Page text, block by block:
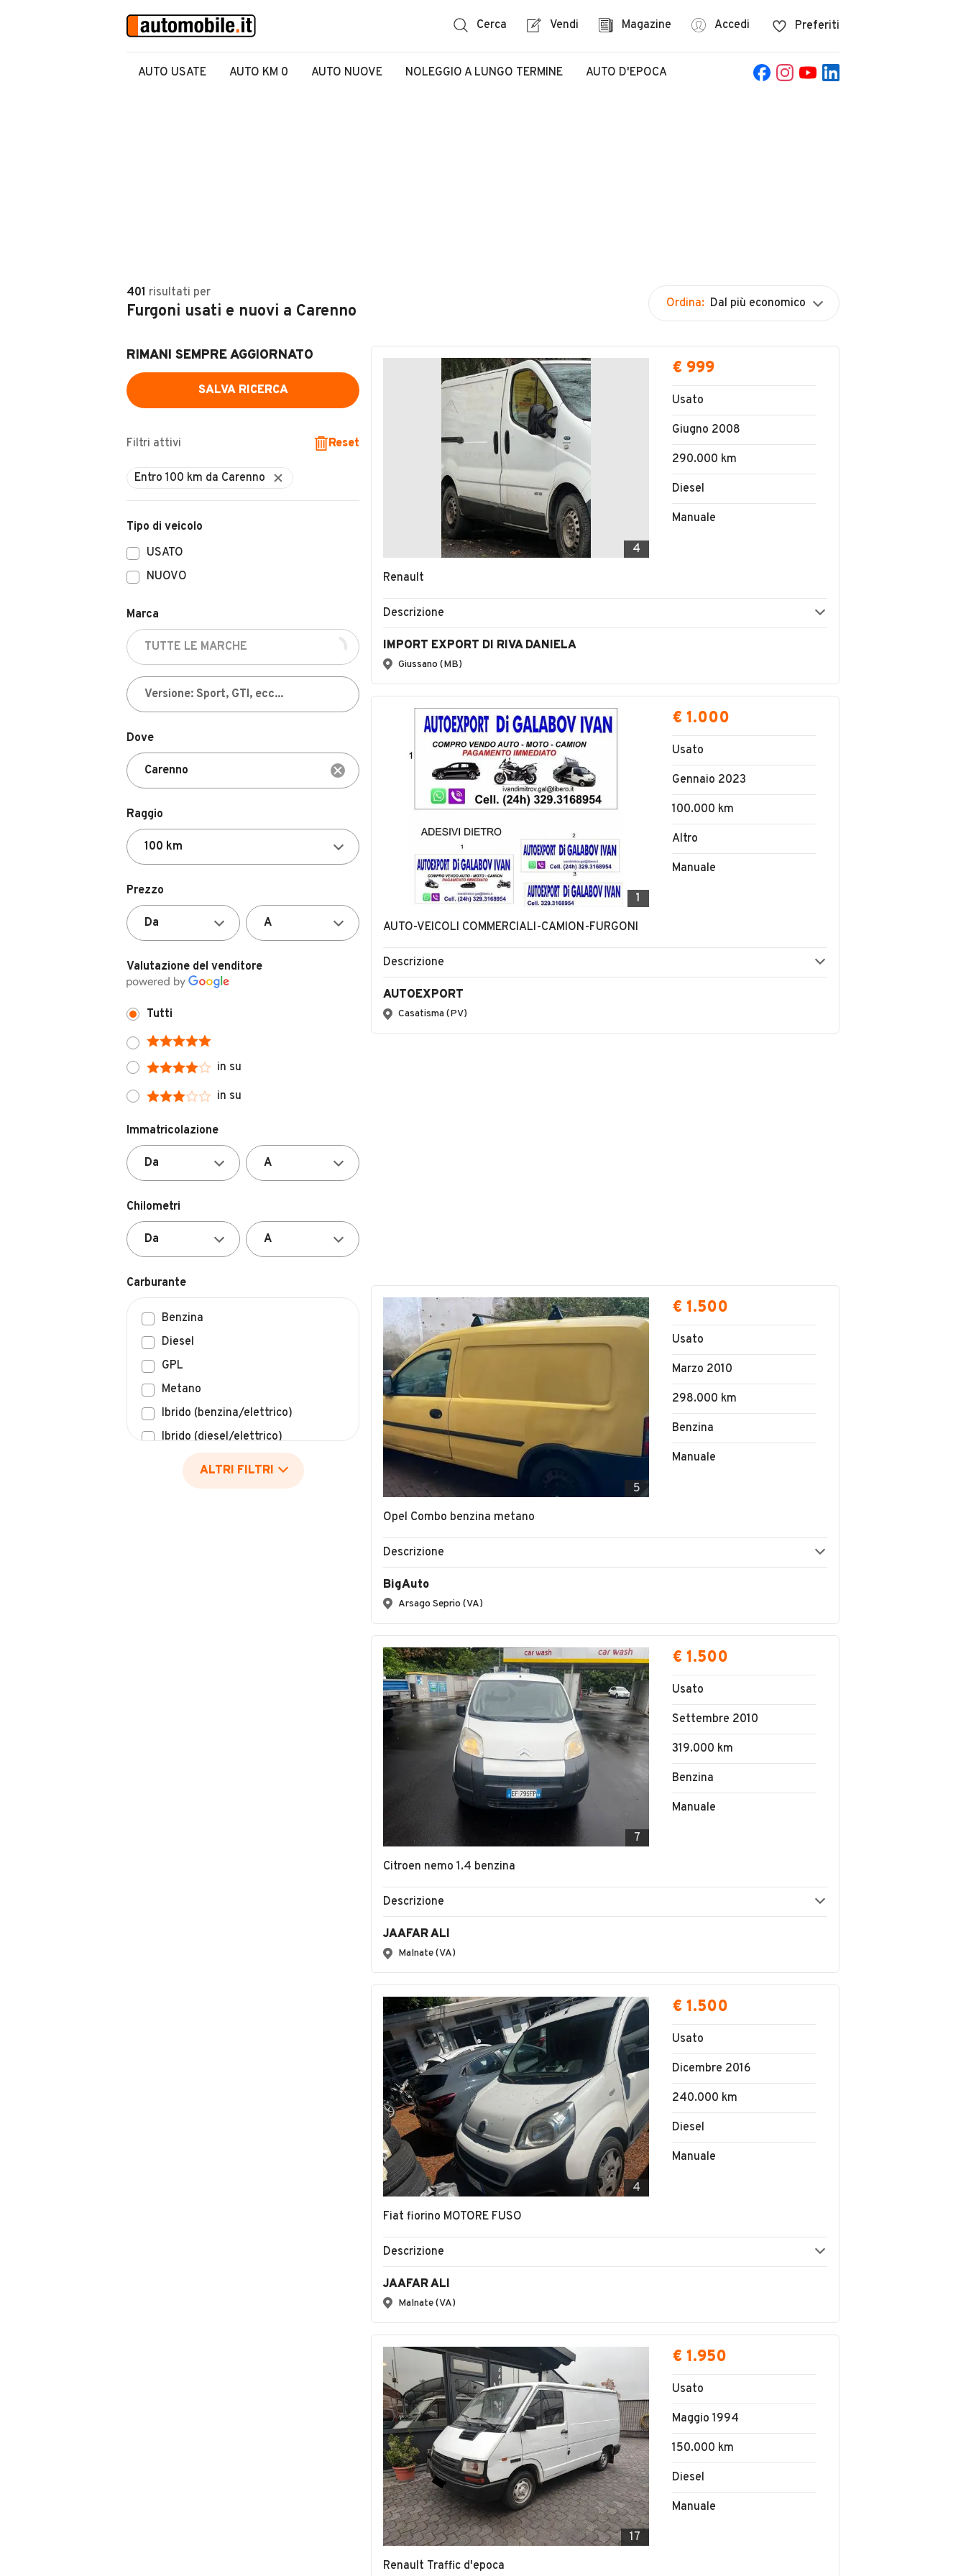
Cerca Vendi Magazine Accedi Preferiti
AUTO USATE AUTO KM 0 AUTO NUOVE NOLEGGIO A LUNGO TERMINE AUTO D'EPOCA
401 risultati per
Furgoni usati e nuovi a Carenno Ordina: Dal più economico
RIMANI SEMPRE AGGIORNATO
SALVA RICERCA
Filtri attivi Reset
Tipo di veicolo
USATO
NUOVO
Marca
Dove
Raggio
Prezzo
Valutazione del venditore
Tutti
in su
in su
Immatricolazione
Chilometri
Carburante
Benzina
Diesel
GPL
Metano
Ibrido (benzina/elettrico)
Ibrido (diesel/elettrico)
Elettrico
Idrogeno
ALTRI FILTRI
4
Renault
€ 999
Usato
Giugno 2008
290.000 km
Diesel
Manuale
Descrizione
IMPORT EXPORT DI RIVA DANIELA
Giussano (MB)
1
AUTO-VEICOLI COMMERCIALI-CAMION-FURGONI
€ 1.000
Usato
Gennaio 2023
100.000 km
Altro
Manuale
Descrizione
AUTOEXPORT
Casatisma (PV)
5
Opel Combo benzina metano
€ 1.500
Usato
Marzo 2010
298.000 km
Benzina
Manuale
Descrizione
BigAuto
Arsago Seprio (VA)
7
Citroen nemo 1.4 benzina
€ 1.500
Usato
Settembre 2010
319.000 km
Benzina
Manuale
Descrizione
JAAFAR ALI
Malnate (VA)
4
Fiat fiorino MOTORE FUSO
€ 1.500
Usato
Dicembre 2016
240.000 km
Diesel
Manuale
Descrizione
JAAFAR ALI
Malnate (VA)
17
Renault Traffic d'epoca
€ 1.950
Usato
Maggio 1994
150.000 km
Diesel
Manuale